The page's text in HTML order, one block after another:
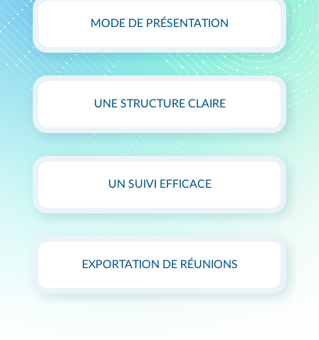
MODE DE PRÉSENTATION
UNE STRUCTURE CLAIRE
UN SUIVI EFFICACE
EXPORTATION DE RÉUNIONS